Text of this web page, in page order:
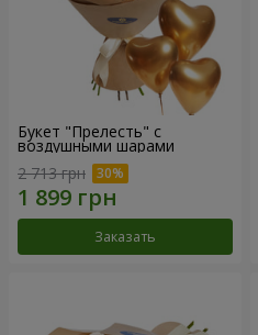
Букет "Прелесть" с
воздушными шарами
2 713 грн
Заказать